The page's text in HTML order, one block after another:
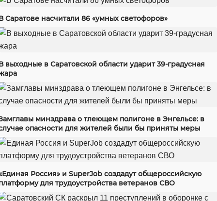
Саратове насчитали 86 «умных светофоров»
выходные в Саратовской области ударит 39-градусная
минздрава о тлеющем полигоне в Энгельсе: в
опасности для жителей были бы приняты меры
Россия» и SuperJob создадут общероссийскую
для трудоустройства ветеранов СВО